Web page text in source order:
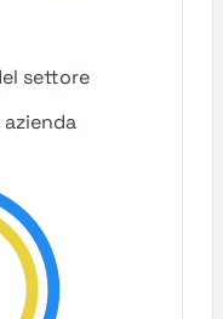
settore